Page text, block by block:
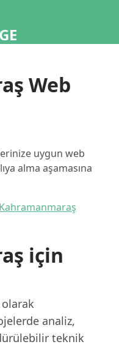
Web
uygun web
alma aşamasına
Kahramanmaraş
için
olarak
analiz,
teknik